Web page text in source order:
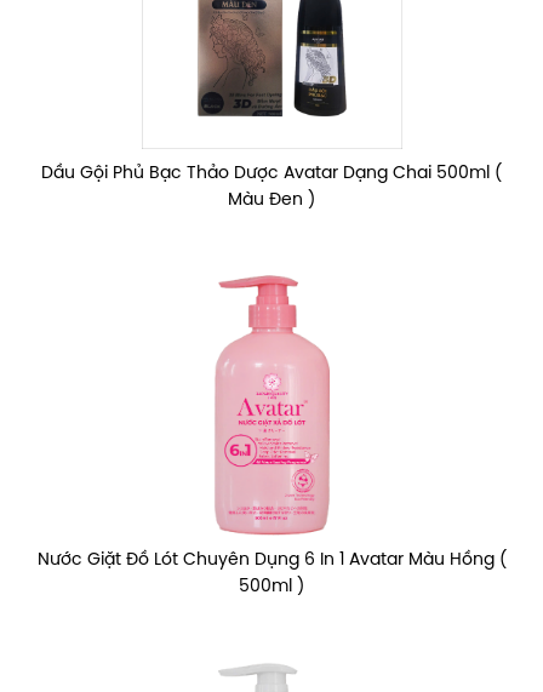
Dầu Gội Phủ Bạc Thảo Dược Avatar Dạng Chai 500ml (
Màu Đen )
Nước Giặt Đồ Lót Chuyên Dụng 6 In 1 Avatar Màu Hồng (
500ml )